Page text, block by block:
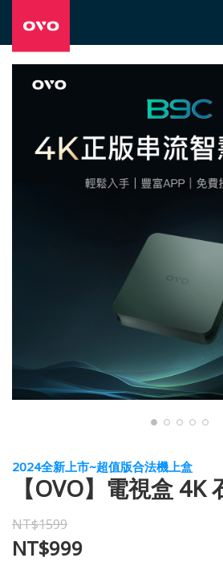
2024全新上市~超值版合法機上盒
【OVO】電視盒 4K
NT$1599
NT$999